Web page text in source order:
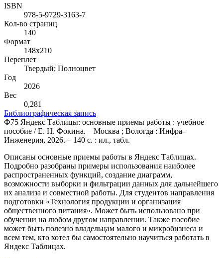
ISBN
978-5-9729-3163-7
Кол-во страниц
140
Формат
148х210
Переплет
Твердый; Полноцвет
Год
2026
Вес
0,281
Библиографическая запись
Ф75 Яндекс Таблицы: основные приемы работы : учебное
пособие / Е. Н. Фокина. – Москва ; Вологда : Инфра-
Инженерия, 2026. – 140 с. : ил., табл.
Описаны основные приемы работы в Яндекс Таблицах.
Подробно разобраны примеры использования наиболее
распространенных функций, создание диаграмм,
возможности выборки и фильтрации данных для дальнейшего
их анализа и совместной работы. Для студентов направления
подготовки «Технология продукции и организация
общественного питания». Может быть использовано при
обучении на любом другом направлении. Также пособие
может быть полезно владельцам малого и микробизнеса и
всем тем, кто хотел бы самостоятельно научиться работать в
Яндекс Таблицах.